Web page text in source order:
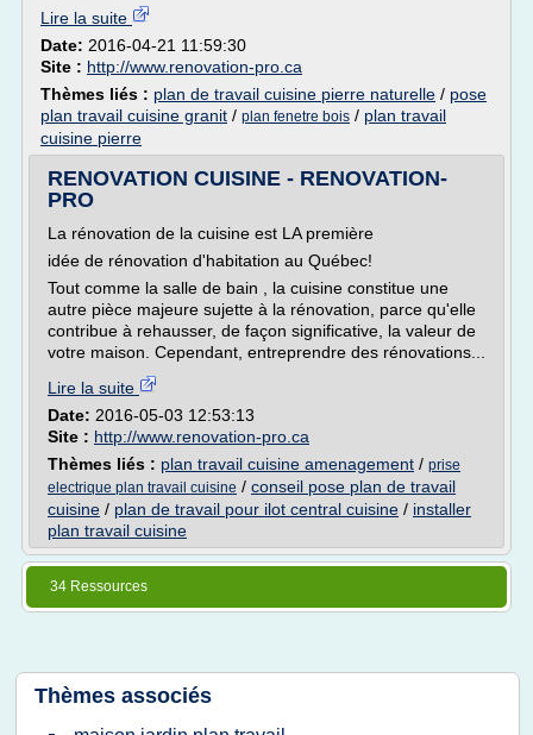
Lire la suite
Date: 2016-04-21 11:59:30
Site : http://www.renovation-pro.ca
Thèmes liés : plan de travail cuisine pierre naturelle / pose
plan travail cuisine granit / plan fenetre bois / plan travail
cuisine pierre
RENOVATION CUISINE - RENOVATION-
PRO
La rénovation de la cuisine est LA première
idée de rénovation d'habitation au Québec!
Tout comme la salle de bain , la cuisine constitue une
autre pièce majeure sujette à la rénovation, parce qu'elle
contribue à rehausser, de façon significative, la valeur de
votre maison. Cependant, entreprendre des rénovations...
Lire la suite
Date: 2016-05-03 12:53:13
Site : http://www.renovation-pro.ca
Thèmes liés : plan travail cuisine amenagement / prise
electrique plan travail cuisine / conseil pose plan de travail
cuisine / plan de travail pour ilot central cuisine / installer
plan travail cuisine
34 Ressources
Thèmes associés